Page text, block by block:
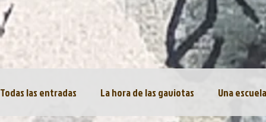
Todas las entradas La hora de las gaviotas Una